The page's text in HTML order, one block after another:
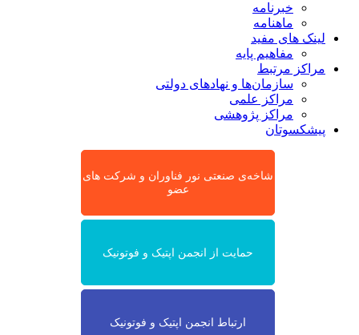
خبرنامه
ماهنامه
لینک های مفید
مفاهیم پایه
مراکز مرتبط
سازمان‌ها و نهادهای دولتی
مراکز علمی
مراکز پژوهشی
پیشکسوتان
شاخه‌ی صنعتی نور فناوران و شرکت های
عضو
حمایت از انجمن اپتیک و فوتونیک
ارتباط انجمن اپتیک و فوتونیک